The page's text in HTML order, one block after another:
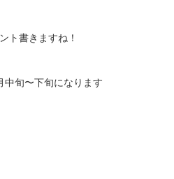
ト書きますね！
旬〜下旬になります